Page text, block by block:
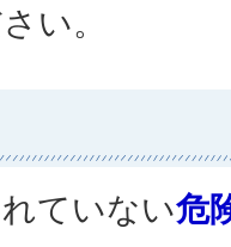
い。
ていない危